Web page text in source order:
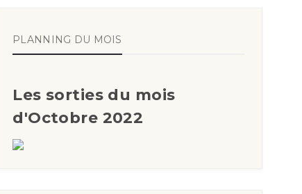
PLANNING DU MOIS
Les sorties du mois
d'Octobre 2022